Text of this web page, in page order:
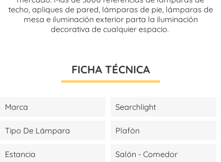
techo, apliques de pared, lámparas de pie, lámparas de
mesa e iluminación exterior parta la iluminación
decorativa de cualquier espacio.
FICHA TÉCNICA
Marca Searchlight
Tipo De Lámpara Plafón
Estancia Salón - Comedor